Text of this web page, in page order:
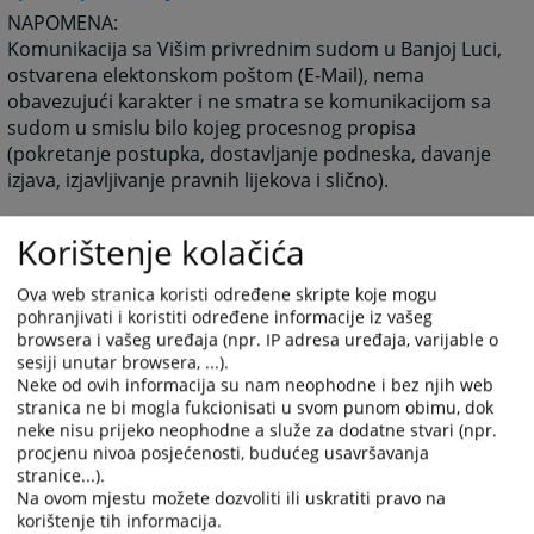
NAPOMENA:
Komunikacija sa Višim privrednim sudom u Banjoj Luci,
ostvarena elektonskom poštom (E-Mail), nema
obavezujući karakter i ne smatra se komunikacijom sa
sudom u smislu bilo kojeg procesnog propisa
(pokretanje postupka, dostavljanje podneska, davanje
izjava, izjavljivanje pravnih lijekova i slično).
6166PREGLEDA
Korištenje kolačića
Ova web stranica koristi određene skripte koje mogu
pohranjivati i koristiti određene informacije iz vašeg
browsera i vašeg uređaja (npr. IP adresa uređaja, varijable o
sesiji unutar browsera, ...).
Neke od ovih informacija su nam neophodne i bez njih web
stranica ne bi mogla fukcionisati u svom punom obimu, dok
neke nisu prijeko neophodne a služe za dodatne stvari (npr.
procjenu nivoa posjećenosti, budućeg usavršavanja
stranice...).
Na ovom mjestu možete dozvoliti ili uskratiti pravo na
korištenje tih informacija.